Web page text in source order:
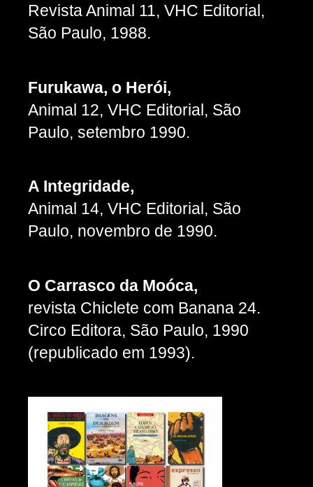
Revista Animal 11, VHC Editorial,
São Paulo, 1988.
Furukawa, o Herói,
Animal 12, VHC Editorial, São
Paulo, setembro 1990.
A Integridade,
Animal 14, VHC Editorial, São
Paulo, novembro de 1990.
O Carrasco da Moóca,
revista Chiclete com Banana 24.
Circo Editora, São Paulo, 1990
(republicado em 1993).